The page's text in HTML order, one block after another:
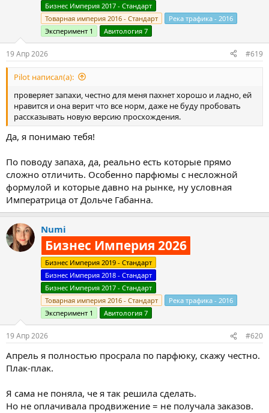
Бизнес Империя 2017 - Стандарт
Товарная империя 2016 - Стандарт
Река трафика - 2016
Эксперимент 1
Авитология 7
19 Апр 2026 #619
Pilot написал(а):
проверяет запахи, честно для меня пахнет хорошо и ладно, ей
нравится и она верит что все норм, даже не буду пробовать
рассказывать новую версию просхождения.
Да, я понимаю тебя!
По поводу запаха, да, реально есть которые прямо
сложно отличить. Особенно парфюмы с несложной
формулой и которые давно на рынке, ну условная
Императрица от Дольче Габанна.
Numi
Бизнес Империя 2026
Бизнес Империя 2019 - Стандарт
Бизнес Империя 2018 - Стандарт
Бизнес Империя 2017 - Стандарт
Товарная империя 2016 - Стандарт
Река трафика - 2016
Эксперимент 1
Авитология 7
19 Апр 2026 #620
Апрель я полностью просрала по парфюку, скажу честно.
Плак-плак.
Я сама не поняла, че я так решила сделать.
Но не оплачивала продвижение = не получала заказов.